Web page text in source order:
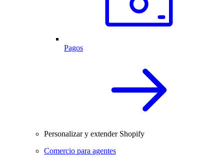
Pagos
Personalizar y extender Shopify
Comercio para agentes